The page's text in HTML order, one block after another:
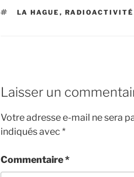
ÉTIQUETTES
LA HAGUE , RADIOACTIVITÉ
Laisser un
Votre adresse e-mail ne sera
indiqués avec *
Commentaire*